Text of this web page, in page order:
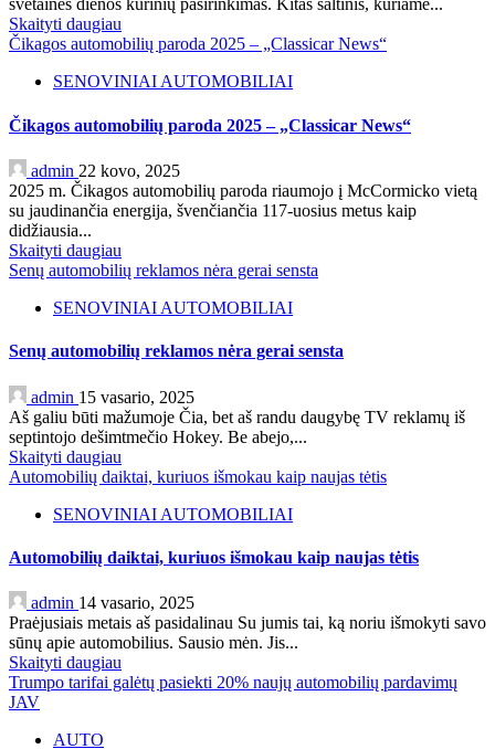
svetainės dienos kūrinių pasirinkimas. Kitas šaltinis, kuriame...
Skaityti daugiau
Čikagos automobilių paroda 2025 – „Classicar News“
SENOVINIAI AUTOMOBILIAI
Čikagos automobilių paroda 2025 – „Classicar News“
admin 22 kovo, 2025
2025 m. Čikagos automobilių paroda riaumojo į McCormicko vietą
su jaudinančia energija, švenčiančia 117-uosius metus kaip
didžiausia...
Skaityti daugiau
Senų automobilių reklamos nėra gerai sensta
SENOVINIAI AUTOMOBILIAI
Senų automobilių reklamos nėra gerai sensta
admin 15 vasario, 2025
Aš galiu būti mažumoje Čia, bet aš randu daugybę TV reklamų iš
septintojo dešimtmečio Hokey. Be abejo,...
Skaityti daugiau
Automobilių daiktai, kuriuos išmokau kaip naujas tėtis
SENOVINIAI AUTOMOBILIAI
Automobilių daiktai, kuriuos išmokau kaip naujas tėtis
admin 14 vasario, 2025
Praėjusiais metais aš pasidalinau Su jumis tai, ką noriu išmokyti savo
sūnų apie automobilius. Sausio mėn. Jis...
Skaityti daugiau
Trumpo tarifai galėtų pasiekti 20% naujų automobilių pardavimų
JAV
AUTO